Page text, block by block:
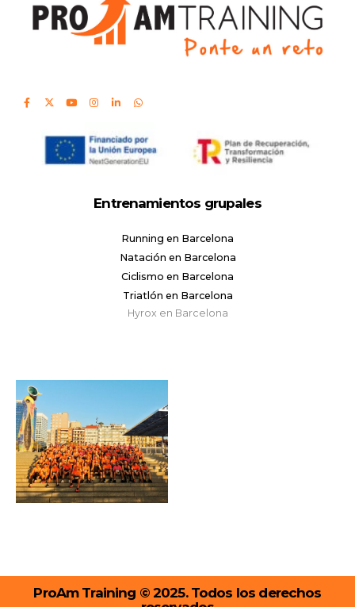
Entrenamientos grupales
Running en Barcelona
Natación en Barcelona
Ciclismo en Barcelona
Triatlón en Barcelona
Hyrox en Barcelona
ProAm Training © 2025. Todos los derechos